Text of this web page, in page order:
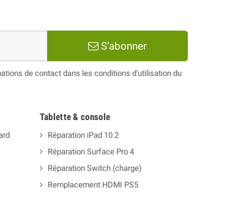
S’abonner
de contact dans les conditions d'utilisation du
Tablette & console
Réparation iPad 10.2
Réparation Surface Pro 4
Réparation Switch (charge)
Remplacement HDMI PS5